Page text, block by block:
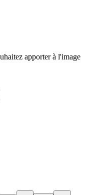
apporter à l'image